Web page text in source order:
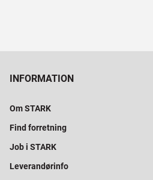
INFORMATION
Om STARK
Find forretning
Job i STARK
Leverandørinfo